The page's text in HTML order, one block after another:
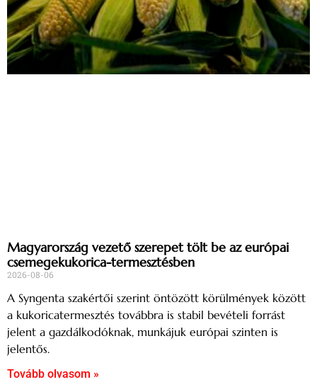
Magyarország vezető szerepet tölt be az európai
csemegekukorica-termesztésben
2026-08-06
A Syngenta szakértői szerint öntözött körülmények között
a kukoricatermesztés továbbra is stabil bevételi forrást
jelent a gazdálkodóknak, munkájuk európai szinten is
jelentős.
Tovább olvasom »